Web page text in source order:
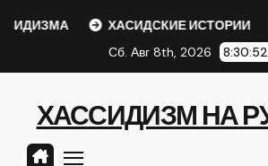
ХАСИДСКИЕ ИСТОРИИ
Сб. Авг 8th, 2026
ХАССИДИЗМ НА